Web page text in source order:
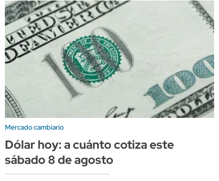
Mercado cambiario
Dólar hoy: a cuánto cotiza este
sábado 8 de agosto